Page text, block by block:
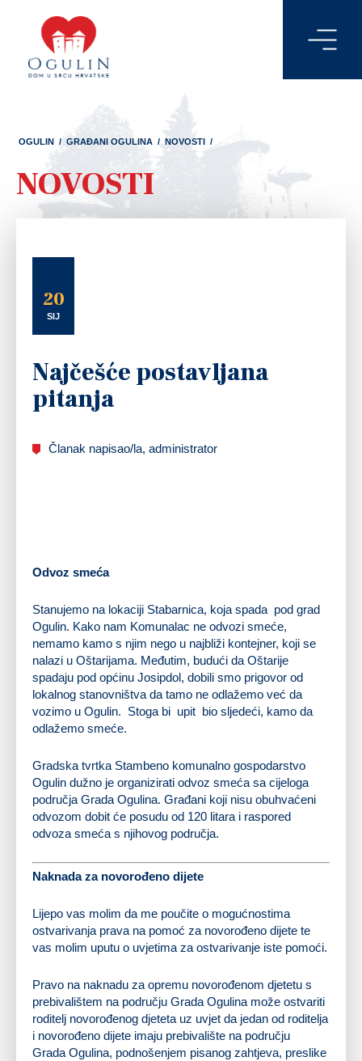
OGULIN / GRAĐANI OGULINA / NOVOSTI /
NOVOSTI
20
SIJ
Najčešće postavljana
pitanja
Članak napisao/la, administrator
Odvoz smeća
Stanujemo na lokaciji Stabarnica, koja spada pod grad
Ogulin. Kako nam Komunalac ne odvozi smeće,
nemamo kamo s njim nego u najbliži kontejner, koji se
nalazi u Oštarijama. Međutim, budući da Oštarije
spadaju pod općinu Josipdol, dobili smo prigovor od
lokalnog stanovništva da tamo ne odlažemo već da
vozimo u Ogulin. Stoga bi upit bio sljedeći, kamo da
odlažemo smeće.
Gradska tvrtka Stambeno komunalno gospodarstvo
Ogulin dužno je organizirati odvoz smeća sa cijeloga
područja Grada Ogulina. Građani koji nisu obuhvaćeni
odvozom dobit će posudu od 120 litara i raspored
odvoza smeća s njihovog područja.
Naknada za novorođeno dijete
Lijepo vas molim da me poučite o mogućnostima
ostvarivanja prava na pomoć za novorođeno dijete te
vas molim uputu o uvjetima za ostvarivanje iste pomoći.
Pravo na naknadu za opremu novorođenom djetetu s
prebivalištem na području Grada Ogulina može ostvariti
roditelj novorođenog djeteta uz uvjet da jedan od roditelja
i novorođeno dijete imaju prebivalište na području
Grada Ogulina, podnošenjem pisanog zahtjeva, preslike